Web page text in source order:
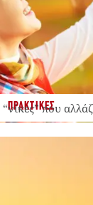
ΠΡΑΚΤΙΚΕΣ
“νίκες” που